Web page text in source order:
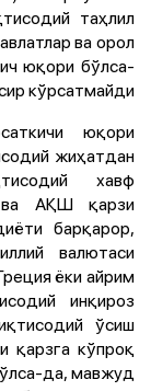
таҳлил
ва орол
юқори бўлса-
кўрсатмайди.
юқори
жиҳатдан
хавф
ва АҚШ қарзи
барқарор,
валютаси
ёки айрим
инқироз
ўсиш
қарзга кўпроқ
да, мавжуд